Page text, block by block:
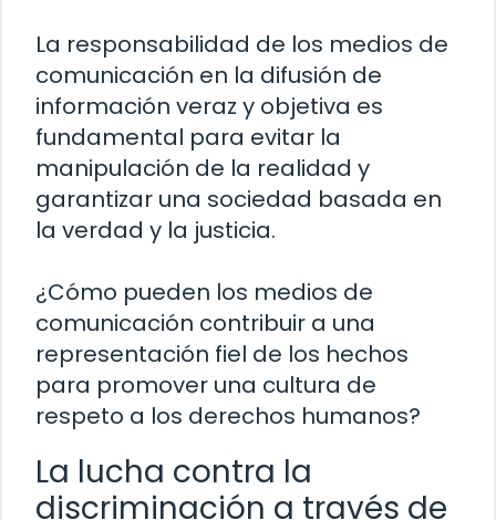
La responsabilidad de los medios de
comunicación en la difusión de
información veraz y objetiva es
fundamental para evitar la
manipulación de la realidad y
garantizar una sociedad basada en
la verdad y la justicia.
¿Cómo pueden los medios de
comunicación contribuir a una
representación fiel de los hechos
para promover una cultura de
respeto a los derechos humanos?
La lucha contra la
discriminación a través de